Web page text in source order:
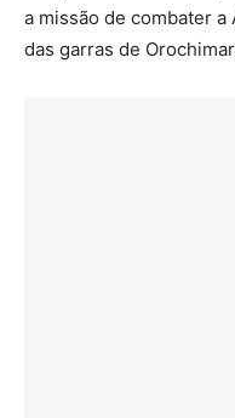
a missão de combater
das garras de